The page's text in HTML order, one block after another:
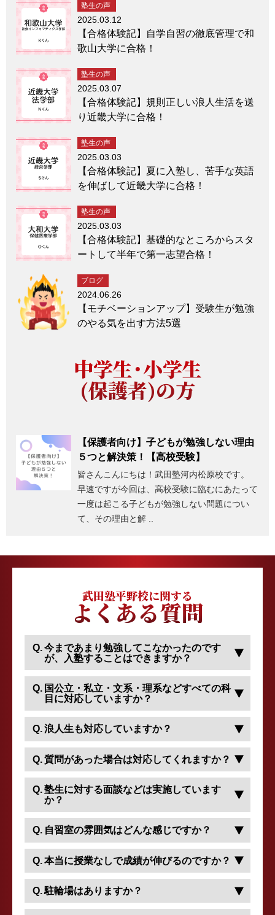
塾生の声
2025.03.12
【合格体験記】自学自習の徹底管理で和
歌山大学に合格！
塾生の声
2025.03.07
【合格体験記】規則正しい浪人生活を送
り近畿大学に合格！
塾生の声
2025.03.03
【合格体験記】夏に入塾し、苦手な英語
を伸ばして近畿大学に合格！
塾生の声
2025.03.03
【合格体験記】基礎的なところからスタ
ートして半年で第一志望合格！
ブログ
2024.06.26
【モチベーションアップ】受験生が勉強
のやる気を出す方法5選
中学生・小学生
(保護者)の方
【保護者向け】子どもが勉強しない理由
５つと解決策！【高校受験】
皆さんこんにちは！武田塾河内松原校です。
早速ですが今回は、高校受験に臨むにあたって
一度は起こる子どもが勉強しない問題につい
て、その理由と解 ..
武田塾平野校に関する
よくある質問
今まであまり勉強してこなかったのです
が、入塾することはできますか？
国公立・私立・文系・理系などすべての科
目に対応していますか？
浪人生も対応していますか？
質問があった場合は対応してくれますか？
塾生に対する面談などは実施しています
か？
自習室の雰囲気はどんな感じですか？
本当に授業なしで成績が伸びるのですか？
駐輪場はありますか？